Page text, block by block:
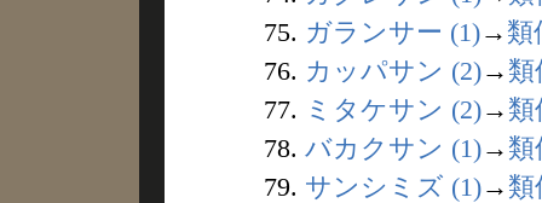
75. ガランサー (1)→ 類
76. カッパサン (2)→ 類
77. ミタケサン (2)→ 類
78. バカクサン (1)→ 類
79. サンシミズ (1)→ 類